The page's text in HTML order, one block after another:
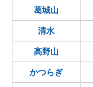
葛城山
清水
高野山
かつらぎ